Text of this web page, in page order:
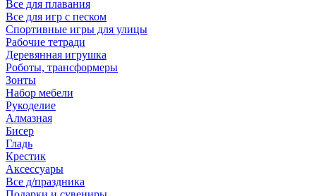
Все для плавания
Все для игр с песком
Спортивные игры для улицы
Рабочие тетради
Деревянная игрушка
Роботы, трансформеры
Зонты
Набор мебели
Рукоделие
Алмазная
Бисер
Гладь
Крестик
Аксессуары
Все д/праздника